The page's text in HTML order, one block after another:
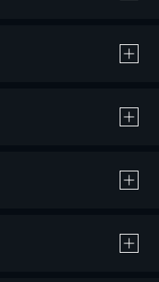
による作品の購入 / レンタルです。
タルは、20％のポイント還元です。